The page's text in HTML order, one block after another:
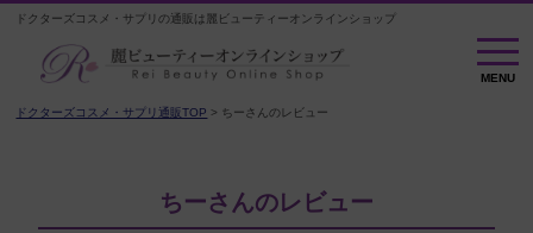
ドクターズコスメ・サプリの通販は麗ビューティーオンラインショップ
MENU
MENU
ドクターズコスメ・サプリ通販TOP ちーさんのレビュー
ちーさんのレビュー